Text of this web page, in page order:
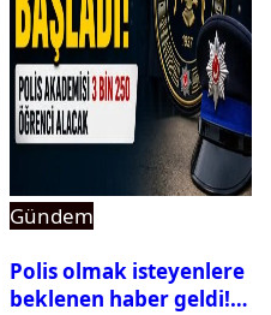
Gündem
Polis olmak isteyenlere
beklenen haber geldi!